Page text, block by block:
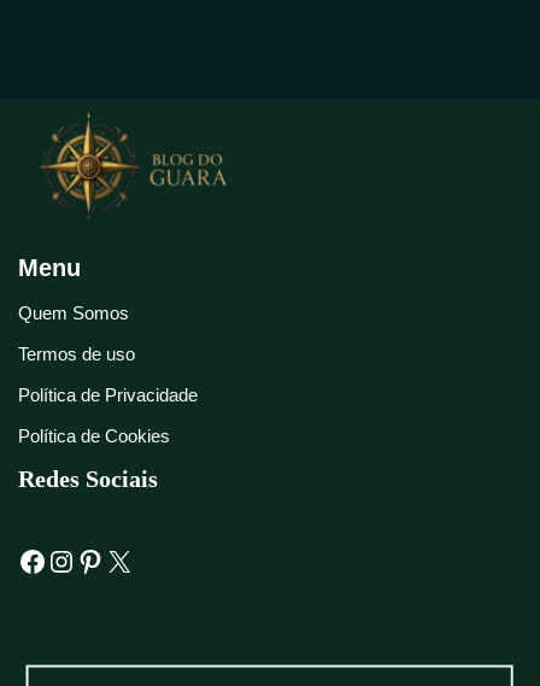
Menu
Quem Somos
Termos de uso
Política de Privacidade
Política de Cookies
Redes Sociais